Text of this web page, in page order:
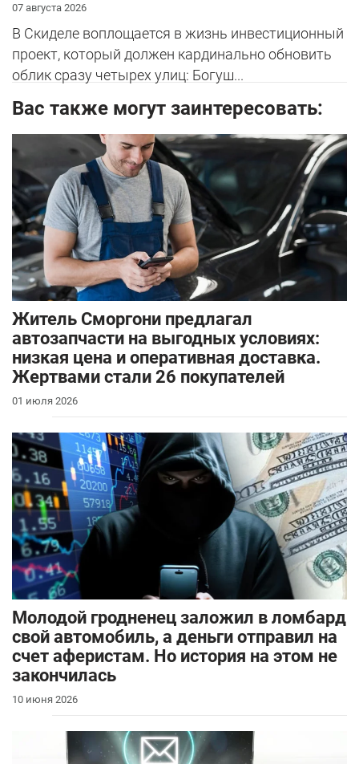
07 августа 2026
В Скиделе воплощается в жизнь инвестиционный
проект, который должен кардинально обновить
облик сразу четырех улиц: Богуш...
Вас также могут заинтересовать:
Житель Сморгони предлагал
автозапчасти на выгодных условиях:
низкая цена и оперативная доставка.
Жертвами стали 26 покупателей
01 июля 2026
Молодой гродненец заложил в ломбард
свой автомобиль, а деньги отправил на
счет аферистам. Но история на этом не
закончилась
10 июня 2026